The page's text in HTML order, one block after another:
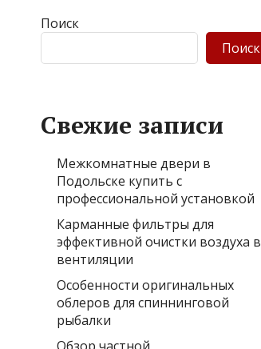
Поиск
Поиск
Свежие записи
Межкомнатные двери в
Подольске купить с
профессиональной установкой
Карманные фильтры для
эффективной очистки воздуха в
вентиляции
Особенности оригинальных
облеров для спиннинговой
рыбалки